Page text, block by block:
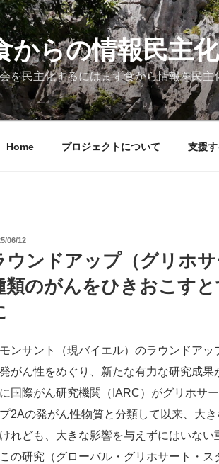
からの情報民主
を民主化するにはまず食から情報を民主
Home プロジェクトについて 支援す
06/12
ウンドアップ（グリホ
類のがんをひきおこす
ンサント（現バイエル）のラウンドアッ
がん性をめぐり、新たな有力な研究成果
国際がん研究機関（IARC）がグリホサ
2Aの発がん性物質と分類して以来、大
れども、大きな影響を与えずにはいない
の研究（グローバル・グリホサート・ス